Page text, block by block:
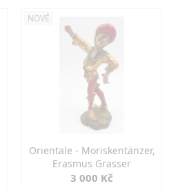
NOVÉ
Orientale - Moriskentänzer,
Erasmus Grasser
3 000 Kč